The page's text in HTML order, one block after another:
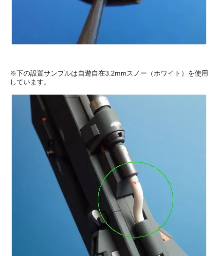
※下の設置サンプルは自遊自在3.2mmスノー（ホワイト）を使用
しています。